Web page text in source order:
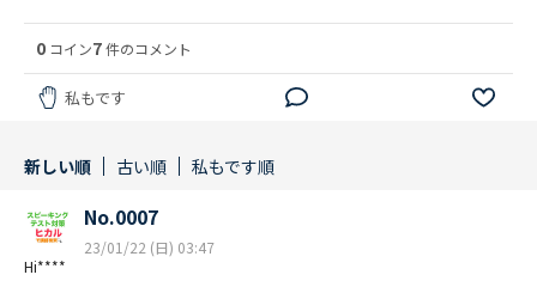
0 コイン7件のコメント
私もです
新しい順 古い順 私もです順
Hi****
No.0007
23/01/22 (日) 03:47